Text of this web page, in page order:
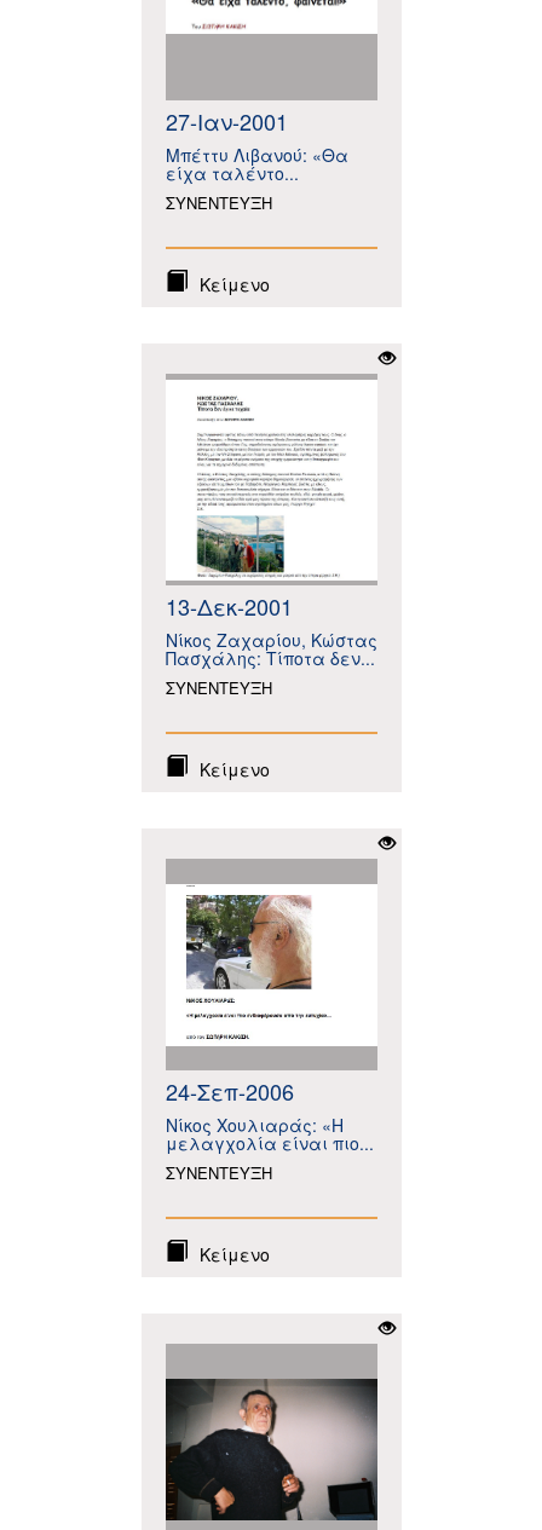
27-Ιαν-2001
Μπέττυ Λιβανού: «Θα
είχα ταλέντο...
ΣΥΝΕΝΤΕΥΞΗ
Κείμενο
13-Δεκ-2001
Νίκος Ζαχαρίου, Κώστας
Πασχάλης: Τίποτα δεν...
ΣΥΝΕΝΤΕΥΞΗ
Κείμενο
24-Σεπ-2006
Νίκος Χουλιαράς: «Η
μελαγχολία είναι πιο...
ΣΥΝΕΝΤΕΥΞΗ
Κείμενο